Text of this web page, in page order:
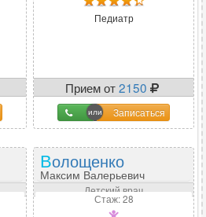
Педиатр
Прием от2150
Записаться
Волощенко
Максим Валерьевич
Детский врач
Стаж: 28